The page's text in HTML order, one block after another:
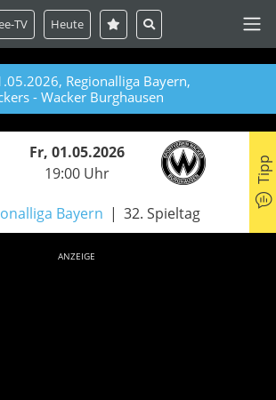
TV Heute
Regionalliga Bayern,
- Wacker Burghausen
Fr, 01.05.2026
19:00 Uhr
Bayern 32. Spieltag
Tipp
ANZEIGE